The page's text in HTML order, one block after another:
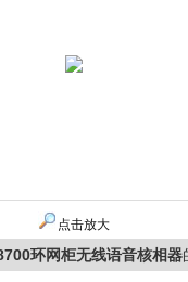
点击放大
环网柜无线语音核相器